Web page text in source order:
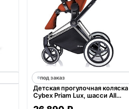
под заказ
Детская прогулочная коляска
Cybex Priam Lux, шасси All